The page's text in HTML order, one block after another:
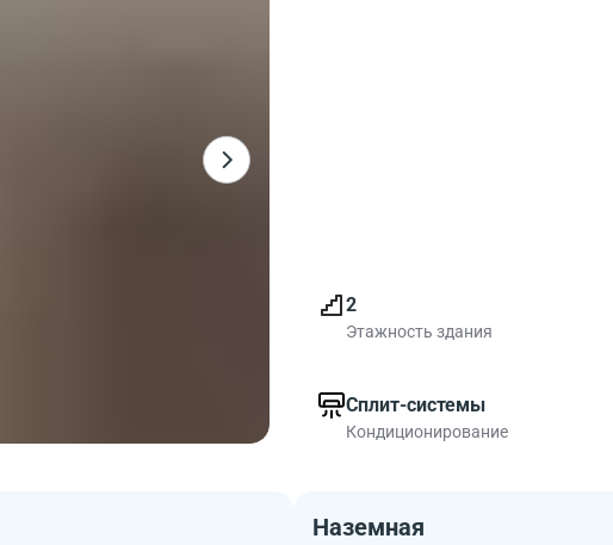
2
Этажность здания
Сплит-системы
Кондиционирование
Наземная